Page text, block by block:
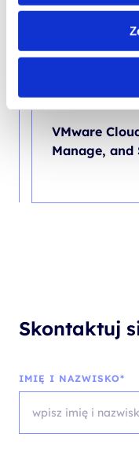
Manage, and
VMware
Manage, and
Skontaktuj
IMIĘ I NAZWISKO*